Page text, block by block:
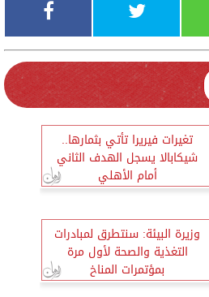
تغيرات فيريرا تأتي بثمارها..
شيكابالا يسجل الهدف الثاني
أمام الأهلي
وزيرة البيئة: سنتطرق لمبادرات
التغذية والصحة لأول مرة
بمؤتمرات المناخ